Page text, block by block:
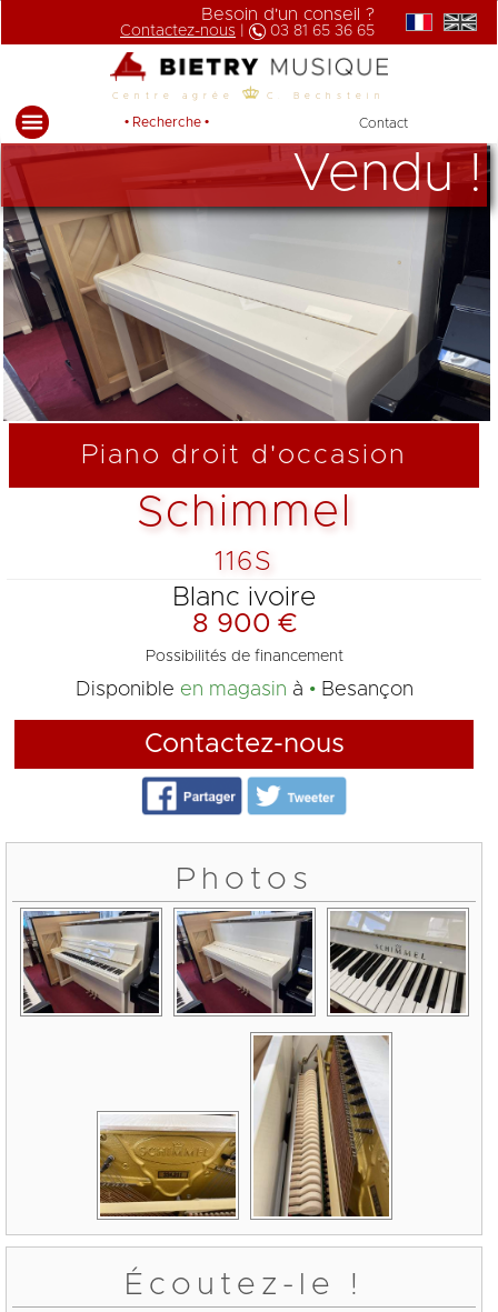
Besoin d'un conseil ?
Contactez-nous 03 81 65 36 65
Centre agrée C. Bechstein
• Recherche • Contact
Vendu !
Piano droit d'occasion
Schimmel
116S
Blanc ivoire
8 900 €
Possibilités de financement
Disponible en magasin à Besançon
Contactez-nous
Photos
Écoutez-le !